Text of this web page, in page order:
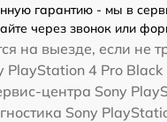
гарантию - мы в
через звонок или
на выезде, если не
4 Pro
центра Sony
Sony